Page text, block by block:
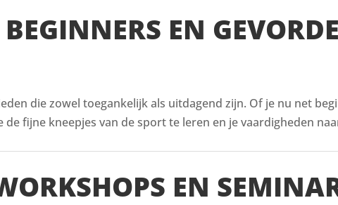
EN
die zowel toegankelijk als uitdagend zijn. Of je nu net
de fijne kneepjes van de sport te leren en je vaardigheden
EN